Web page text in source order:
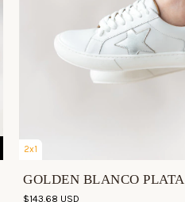
2x1
GOLDEN BLANCO PLATA
$143.68 USD